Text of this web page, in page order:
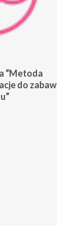
Cart
“Metoda
do zabaw